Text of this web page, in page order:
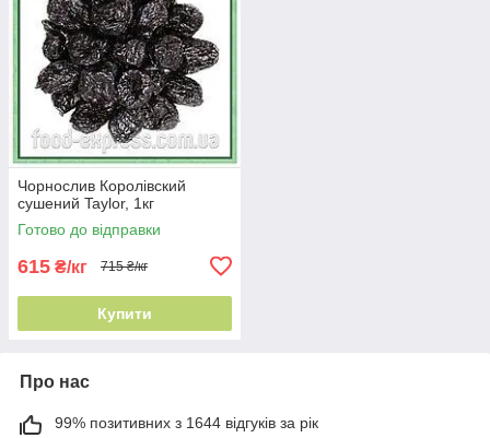
Чорнослив Королівский
сушений Taylor, 1кг
Готово до відправки
615 ₴/кг 715 ₴/кг
Купити
Про нас
99% позитивних з 1644 відгуків за рік